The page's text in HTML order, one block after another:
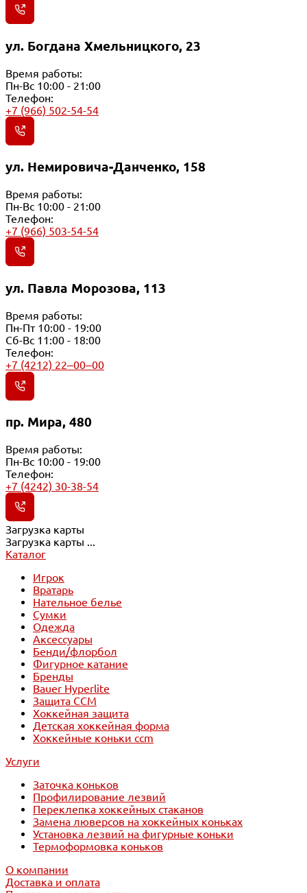
ул. Богдана Хмельницкого, 23
Время работы:
Пн-Вс 10:00 - 21:00
Телефон:
+7 (966) 502-54-54
ул. Немировича-Данченко, 158
Время работы:
Пн-Вс 10:00 - 21:00
Телефон:
+7 (966) 503-54-54
ул. Павла Морозова, 113
Время работы:
Пн-Пт 10:00 - 19:00
Сб-Вс 11:00 - 18:00
Телефон:
+7 (4212) 22‒00‒00
пр. Мира, 480
Время работы:
Пн-Вс 10:00 - 19:00
Телефон:
+7 (4242) 30-38-54
Загрузка карты
Загрузка карты ...
Каталог
Игрок
Вратарь
Нательное белье
Сумки
Одежда
Аксессуары
Бенди/флорбол
Фигурное катание
Бренды
Bauer Hyperlite
Защита CCM
Хоккейная защита
Детская хоккейная форма
Хоккейные коньки ccm
Услуги
Заточка коньков
Профилирование лезвий
Переклепка хоккейных стаканов
Замена люверсов на хоккейных коньках
Установка лезвий на фигурные коньки
Термоформовка коньков
О компании
Доставка и оплата